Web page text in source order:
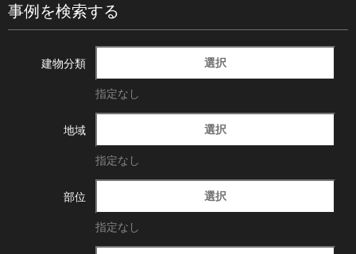
事例を検索する
建物分類 選択
指定なし
地域 選択
指定なし
部位 選択
指定なし